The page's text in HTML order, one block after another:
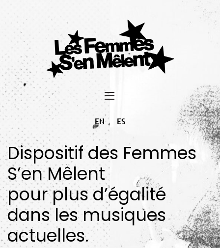
EN ES
Dispositif des Femmes
S’en Mêlent
pour plus d’égalité
dans les musiques
actuelles.